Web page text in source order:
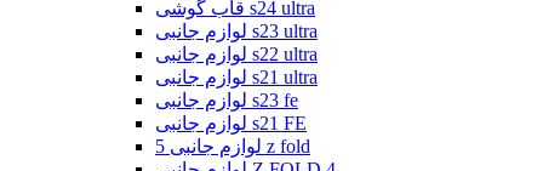
قاب گوشی s24 ultra
لوازم جانبی s23 ultra
لوازم جانبی s22 ultra
لوازم جانبی s21 ultra
لوازم جانبی s23 fe
لوازم جانبی s21 FE
لوازم جانبی 5 z fold